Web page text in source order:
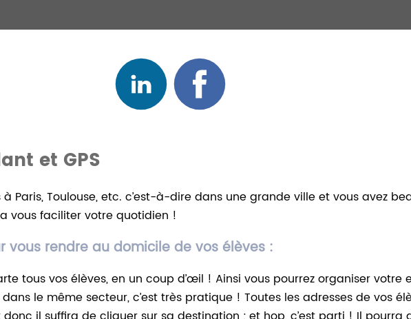
et GPS
Paris, Toulouse, etc. c’est-à-dire dans une grande ville et vous avez
vous faciliter votre quotidien !
vous rendre au domicile de vos élèves :
tous vos élèves, en un coup d’œil ! Ainsi vous pourrez organiser
le même secteur, c’est très pratique ! Toutes les adresses de vos